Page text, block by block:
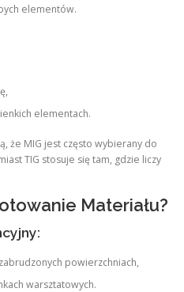
elementów.
elementach.
że MIG jest często wybierany do
TIG stosuje się tam, gdzie liczy
Materiału?
powierzchniach,
warsztatowych.